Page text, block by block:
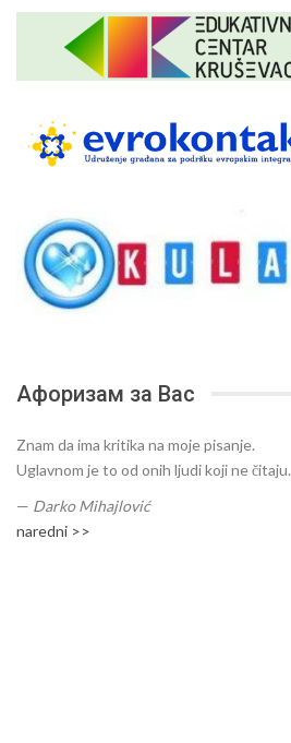
Афоризам за Вас
Znam da ima kritika na moje pisanje.
Uglavnom je to od onih ljudi koji ne čitaju.
— Darko Mihajlović
naredni >>